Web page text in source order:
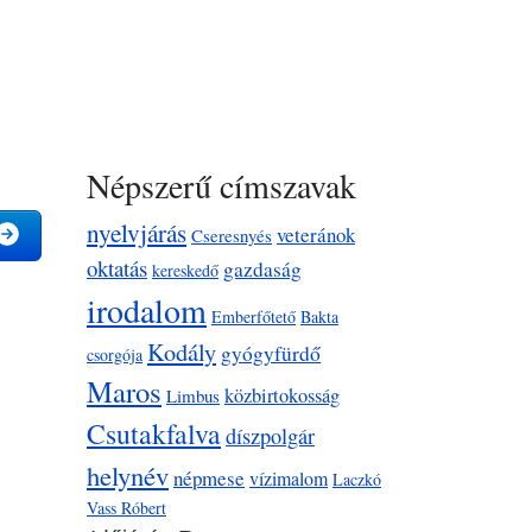
Népszerű címszavak
nyelvjárás Cseresnyés veteránok
oktatás kereskedő gazdaság
irodalom Emberfőtető Bakta
csorgója Kodály gyógyfürdő
Maros Limbus közbirtokosság
Csutakfalvadíszpolgár
helynévnépmese vízimalom Laczkó
Vass Róbert